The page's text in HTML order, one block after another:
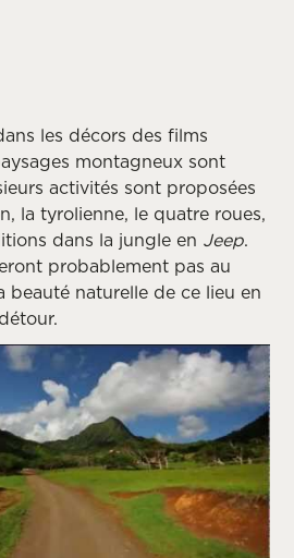
les décors des films
montagneux sont
activités sont proposées
la tyrolienne, le quatre roues,
dans la jungle en Jeep.
probablement pas au
beauté naturelle de ce lieu en